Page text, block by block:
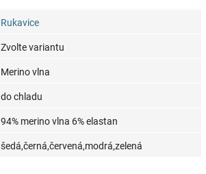
Rukavice
Zvolte variantu
Merino vlna
do chladu
94% merino vlna 6% elastan
šedá,černá,červená,modrá,zelená